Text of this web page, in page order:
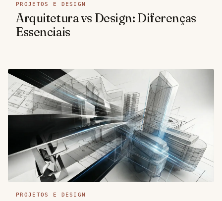
PROJETOS E DESIGN
Arquitetura vs Design: Diferenças
Essenciais
PROJETOS E DESIGN